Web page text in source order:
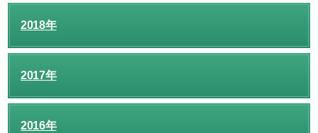
2018年
2017年
2016年